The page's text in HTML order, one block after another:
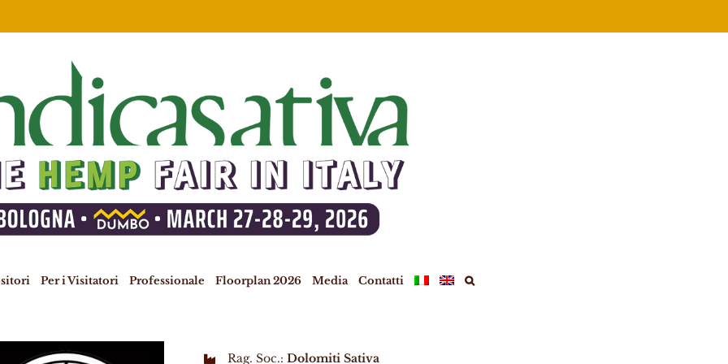
Per i Visitatori Professionale Floorplan 2026 Media Contatti
Rag. Soc.: Dolomiti Sativa